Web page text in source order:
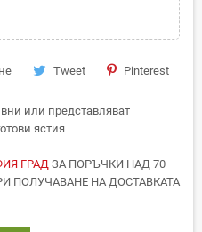
Tweet Pinterest
или представляват
ястия
ГРАД ЗА ПОРЪЧКИ НАД 70
ПОЛУЧАВАНЕ НА ДОСТАВКАТА